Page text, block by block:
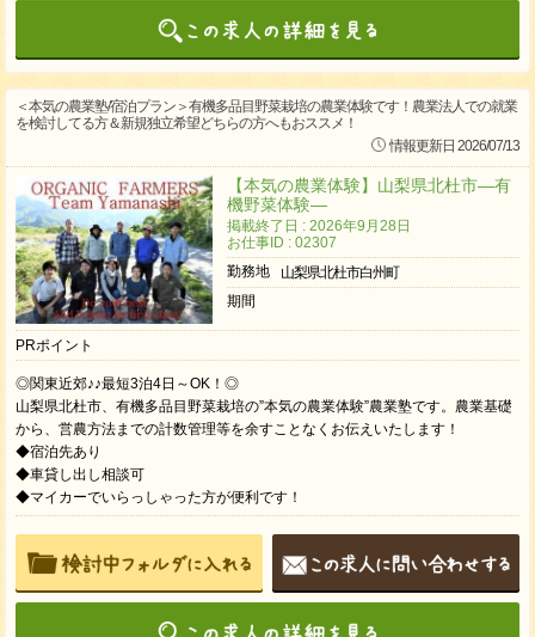
＜本気の農業塾/宿泊プラン＞有機多品目野菜栽培の農業体験です！農業法人での就業
を検討してる方＆新規独立希望どちらの方へもおススメ！
情報更新日 2026/07/13
【本気の農業体験】山梨県北杜市―有
機野菜体験―
掲載終了日 : 2026年9月28日
お仕事ID : 02307
勤務地
山梨県北杜市白州町
期間
PRポイント
◎関東近郊♪♪最短3泊4日～OK！◎
山梨県北杜市、有機多品目野菜栽培の”本気の農業体験”農業塾です。農業基礎
から、営農方法までの計数管理等を余すことなくお伝えいたします！
◆宿泊先あり
◆車貸し出し相談可
◆マイカーでいらっしゃった方が便利です！